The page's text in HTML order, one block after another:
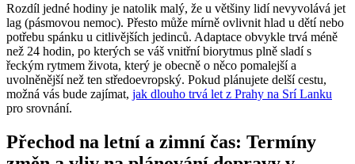
Rozdíl jedné hodiny je natolik malý, že u většiny lidí nevyvolává jet
lag (pásmovou nemoc). Přesto může mírně ovlivnit hlad u dětí nebo
potřebu spánku u citlivějších jedinců. Adaptace obvykle trvá méně
než 24 hodin, po kterých se váš vnitřní biorytmus plně sladí s
řeckým rytmem života, který je obecně o něco pomalejší a
uvolněnější než ten středoevropský. Pokud plánujete delší cestu,
možná vás bude zajímat, jak dlouho trvá let z Prahy na Srí Lanku
pro srovnání.
Přechod na letní a zimní čas: Termíny